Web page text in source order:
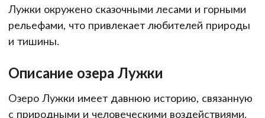
Лужки окружено сказочными лесами и горными
рельефами, что привлекает любителей природы
и тишины.
Описание озера Лужки
Озеро Лужки имеет давнюю историю, связанную
с природными и человеческими воздействиями.